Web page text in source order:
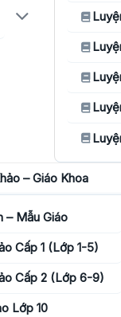
– Giáo Khoa
– Mẫu Giáo
Cấp 1 (Lớp 1-5)
Cấp 2 (Lớp 6-9)
Lớp 10